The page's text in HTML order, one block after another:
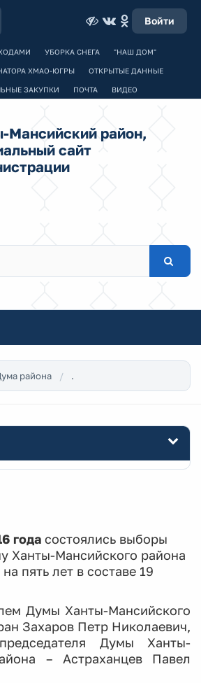
Войти
УБОРКА СНЕГА "НАШ ДОМ"
ХМАО-ЮГРЫ ОТКРЫТЫЕ ДАННЫЕ
ЗАКУПКИ ПОЧТА ВИДЕО
Мансийский район,
сайт
района .
года состоялись выборы
Ханты-Мансийского района
на пять лет в составе 19
Думы Ханты-Мансийского
Захаров Петр Николаевич,
Думы Ханты-
– Астраханцев Павел